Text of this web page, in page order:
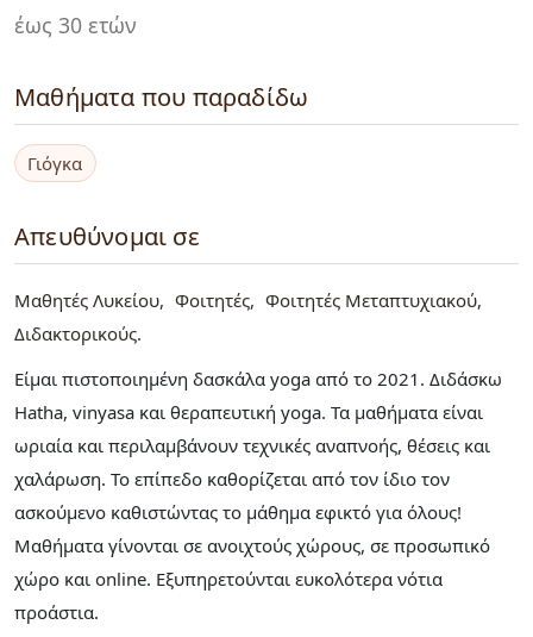
έως 30 ετών
Μαθήματα που παραδίδω
Γιόγκα
Απευθύνομαι σε
Μαθητές Λυκείου Φοιτητές
Φοιτητές Μεταπτυχιακού
Διδακτορικούς
Είμαι πιστοποιημένη δασκάλα yoga από το 2021. Διδάσκω
Hatha, vinyasa και θεραπευτική yoga. Τα μαθήματα είναι
ωριαία και περιλαμβάνουν τεχνικές αναπνοής, θέσεις και
χαλάρωση. Το επίπεδο καθορίζεται από τον ίδιο τον
ασκούμενο καθιστώντας το μάθημα εφικτό για όλους!
Μαθήματα γίνονται σε ανοιχτούς χώρους, σε προσωπικό
χώρο και online. Εξυπηρετούνται ευκολότερα νότια
προάστια.